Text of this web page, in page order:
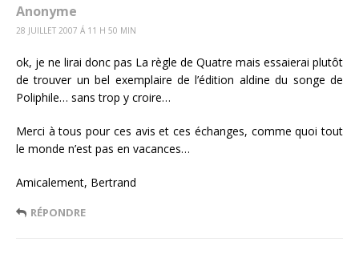
Anonyme
28 JUILLET 2007 Á 11 H 50 MIN
ok, je ne lirai donc pas La règle de Quatre mais essaierai plutôt
de trouver un bel exemplaire de l’édition aldine du songe de
Poliphile… sans trop y croire…
Merci à tous pour ces avis et ces échanges, comme quoi tout
le monde n’est pas en vacances…
Amicalement, Bertrand
RÉPONDRE